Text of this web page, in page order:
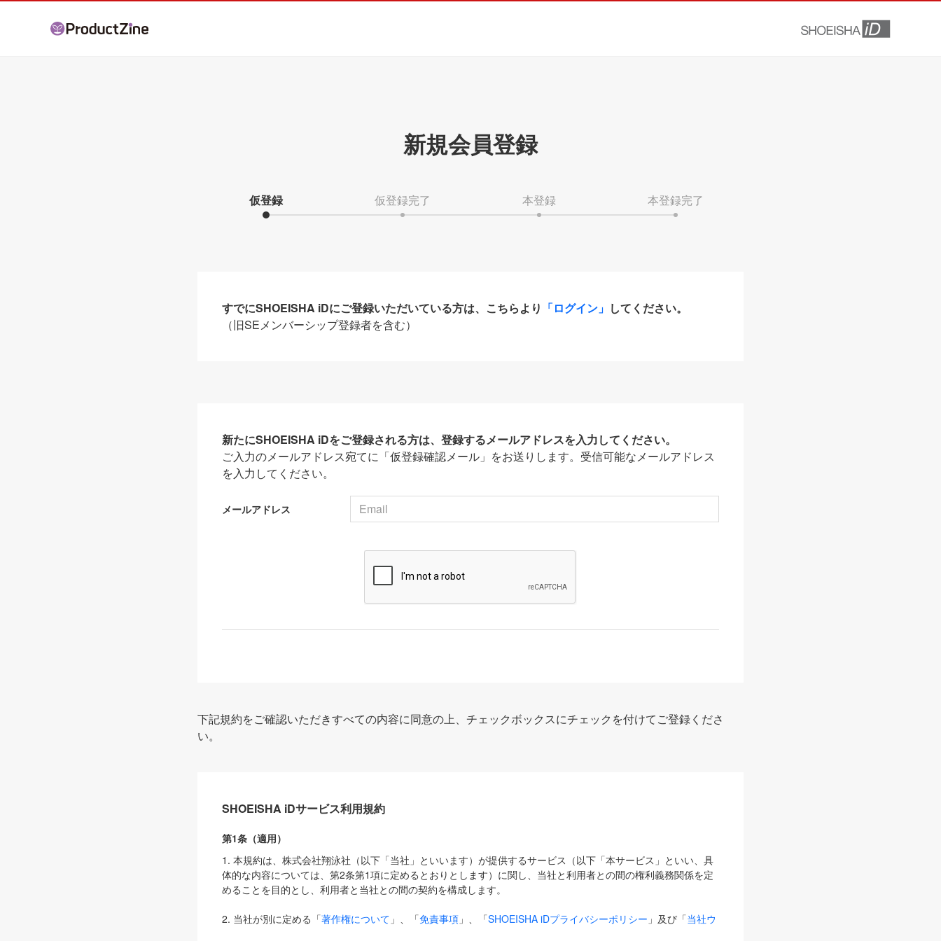
新規会員登録
仮登録 仮登録完了 本登録 本登録完了
すでにSHOEISHA iDにご登録いただいている方は、こちらより 「ログイン」 してください。
（旧SEメンバーシップ登録者を含む）
新たにSHOEISHA iDをご登録される方は、登録するメールアドレスを入力してください。
ご入力のメールアドレス宛てに「仮登録確認メール」をお送りします。受信可能なメールアドレス
を入力してください。
メールアドレス
下記規約をご確認いただきすべての内容に同意の上、チェックボックスにチェックを付けてご登録くださ
い。
SHOEISHA iDサービス利用規約
第1条（適用）
1. 本規約は、株式会社翔泳社（以下「当社」といいます）が提供するサービス（以下「本サービス」といい、具
体的な内容については、第2条第1項に定めるとおりとします）に関し、当社と利用者との間の権利義務関係を定
めることを目的とし、利用者と当社との間の契約を構成します。
2. 当社が別に定める「著作権について 」、「免責事項 」、「SHOEISHA iDプライバシーポリシー 」及び「当社ウ